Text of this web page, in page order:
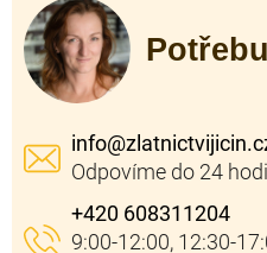
info@
+420 608311204